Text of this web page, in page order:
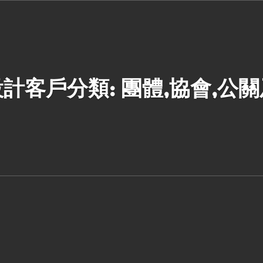
客戶分類: 團體,協會,公